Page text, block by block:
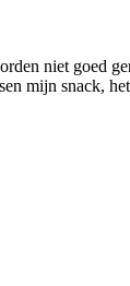
niet goed
mijn snack,